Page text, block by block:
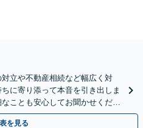
対立や不動産相続など幅広く対
に寄り添って本音を引き出しま
ことも安心してお聞かせくださ
談可】
を見る